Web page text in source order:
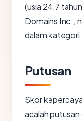
(usia 24.7
Domains Inc.,
dalam kategori
Putusan
Skor
adalah